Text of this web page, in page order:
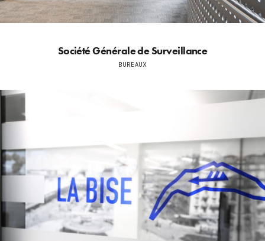
Société Générale de Surveillance
BUREAUX